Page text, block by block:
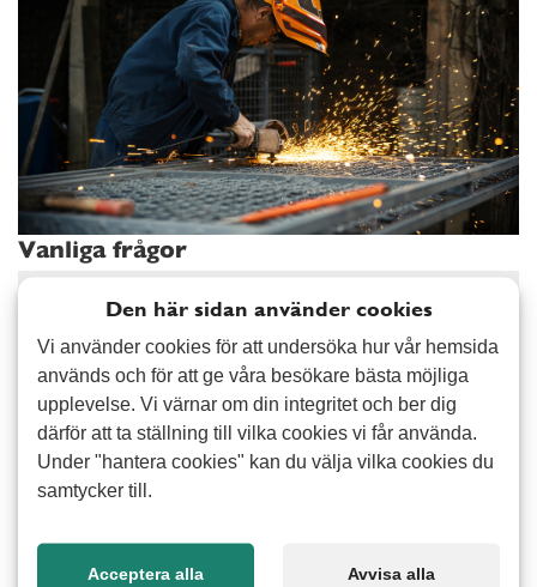
Vanliga frågor
Vad kostar det att hyra personal?
Är ni kollektivanslutna? Läs mer
Hur fungerar faktureringen? Läs mer
Inom industri och produktion är varje roll avgörande för
Den här sidan använder cookies
Vi använder cookies för att undersöka hur vår hemsida
används och för att ge våra besökare bästa möjliga
upplevelse. Vi värnar om din integritet och ber dig
därför att ta ställning till vilka cookies vi får använda.
Under "hantera cookies" kan du välja vilka cookies du
samtycker till.
Acceptera alla Avvisa alla